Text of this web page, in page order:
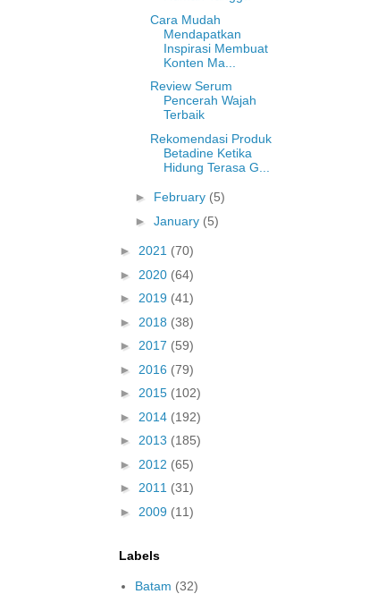
Cara Mudah
Mendapatkan
Inspirasi Membuat
Konten Ma...
Review Serum
Pencerah Wajah
Terbaik
Rekomendasi Produk
Betadine Ketika
Hidung Terasa G...
► February (5)
► January (5)
► 2021 (70)
► 2020 (64)
► 2019 (41)
► 2018 (38)
► 2017 (59)
► 2016 (79)
► 2015 (102)
► 2014 (192)
► 2013 (185)
► 2012 (65)
► 2011 (31)
► 2009 (11)
Labels
Batam (32)